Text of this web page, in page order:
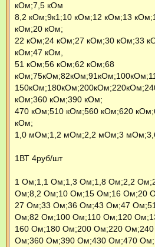
кОм;7,5 кОм
8,2 кОм;9к1;10 кОм;12 кОм;13
кОм;20 кОм;
22 кОм;24 кОм;27 кОм;30 кОм;33
кОм;47 кОм,
51 кОм;56 кОм;62 кОм;68
кОм;360 кОм;390 кОм;
470 кОм;510 кОм;560 кОм;620
кОм;
1,0 мОм;1,2 мОм;2,2 мОм;3
1ВТ 4руб/шт
1 Ом;1,1 Ом;1,3 Ом;1,8 Ом;2,2
Ом;8,2 Ом;10 Ом;15 Ом;16 Ом;20
27 Ом;33 Ом;36 Ом;43 Ом;47
Ом;82 Ом;100 Ом;110 Ом;120
160 Ом;180 Ом;200 Ом;220
Ом;360 Ом;390 Ом;430 Ом;470 Ом;